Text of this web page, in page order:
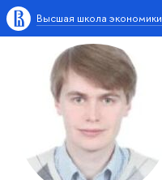
Высшая школа экономики